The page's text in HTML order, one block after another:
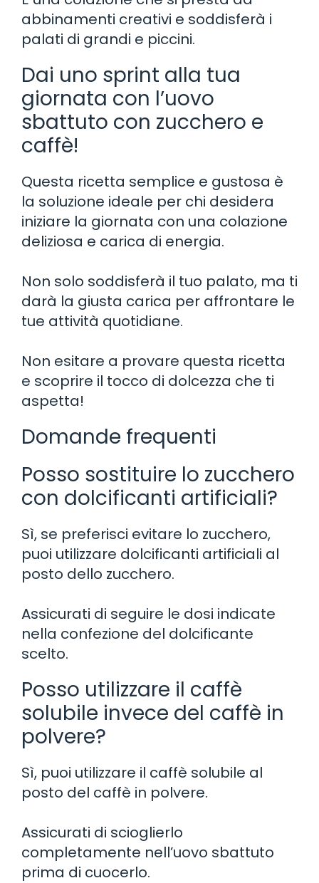
abbinamenti creativi e soddisferà i
palati di grandi e piccini.
Dai uno sprint alla tua
giornata con l’uovo
sbattuto con zucchero e
caffè!
Questa ricetta semplice e gustosa è
la soluzione ideale per chi desidera
iniziare la giornata con una colazione
deliziosa e carica di energia.
Non solo soddisferà il tuo palato, ma ti
darà la giusta carica per affrontare le
tue attività quotidiane.
Non esitare a provare questa ricetta
e scoprire il tocco di dolcezza che ti
aspetta!
Domande frequenti
Posso sostituire lo zucchero
con dolcificanti artificiali?
Sì, se preferisci evitare lo zucchero,
puoi utilizzare dolcificanti artificiali al
posto dello zucchero.
Assicurati di seguire le dosi indicate
nella confezione del dolcificante
scelto.
Posso utilizzare il caffè
solubile invece del caffè in
polvere?
Sì, puoi utilizzare il caffè solubile al
posto del caffè in polvere.
Assicurati di scioglierlo
completamente nell’uovo sbattuto
prima di cuocerlo.